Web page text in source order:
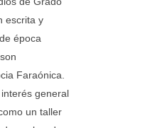
escrita y
época
Faraónica.
general
un taller